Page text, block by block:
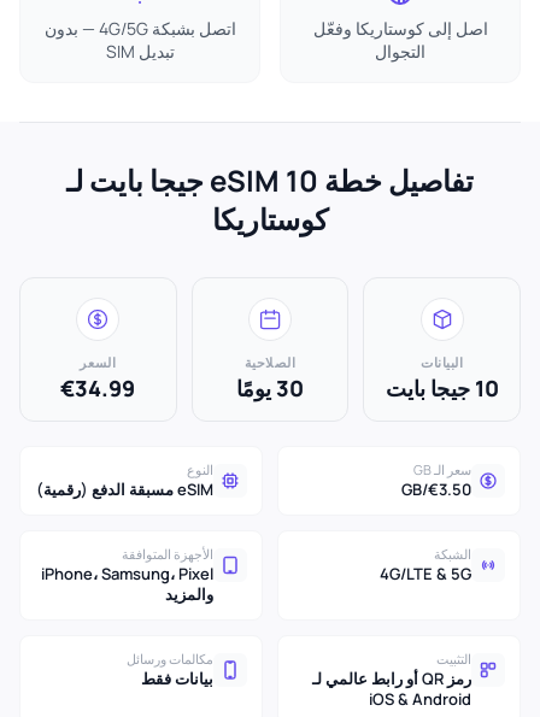
اصل إلى كوستاريكا وفعّل
التجوال
اتصل بشبكة 4G/5G — بدون
تبديل SIM
تفاصيل خطة eSIM 10 جيجا بايت لـ
كوستاريكا
البيانات
10 جيجا بايت
الصلاحية
30 يومًا
السعر
€34.99
سعر الـ GB
€3.50/GB
النوع
eSIM مسبقة الدفع (رقمية)
الشبكة
4G/LTE & 5G
الأجهزة المتوافقة
iPhone، Samsung، Pixel
والمزيد
التثبيت
رمز QR أو رابط عالمي لـ
iOS & Android
مكالمات ورسائل
بيانات فقط